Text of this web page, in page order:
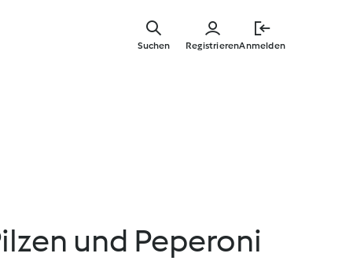
springen
RegistrierenAnmelden
Suchen
und Peperoni